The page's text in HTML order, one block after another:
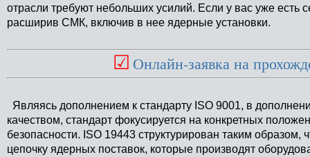
отрасли требуют небольших усилий. Если у вас уже есть
расширив СМК, включив в нее ядерные установки.
☑ Онлайн-заявка на
Являясь дополнением к стандарту ISO 9001, в
качеством, стандарт фокусируется на конкретных
безопасности. ISO 19443 структурирован таким
цепочку ядерных поставок, которые производят